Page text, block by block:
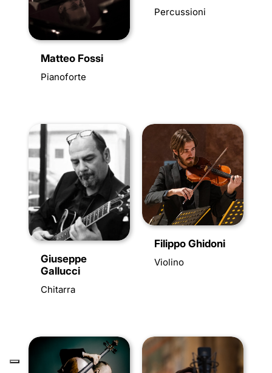
Matteo Fossi
Pianoforte
Percussioni
Giuseppe
Gallucci
Chitarra
Filippo Ghidoni
Violino